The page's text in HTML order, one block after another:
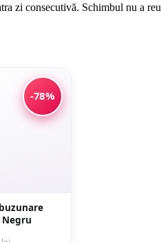
zi consecutivă. Schimbul nu a
-78%